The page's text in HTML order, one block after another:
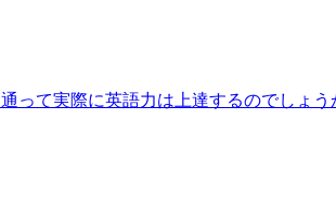
って実際に英語力は上達するのでしょ